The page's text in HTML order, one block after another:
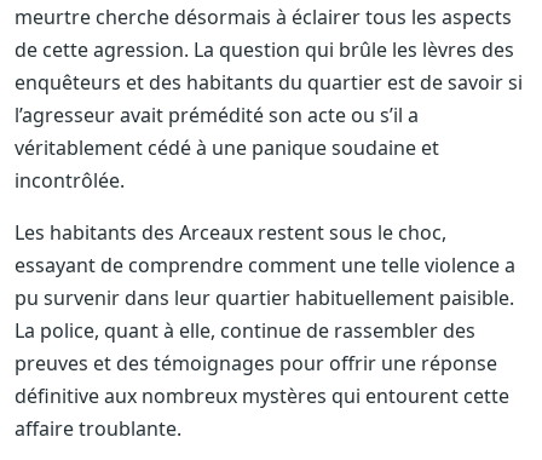
meurtre cherche désormais à éclairer tous les aspects
de cette agression. La question qui brûle les lèvres des
enquêteurs et des habitants du quartier est de savoir si
l’agresseur avait prémédité son acte ou s’il a
véritablement cédé à une panique soudaine et
incontrôlée.
Les habitants des Arceaux restent sous le choc,
essayant de comprendre comment une telle violence a
pu survenir dans leur quartier habituellement paisible.
La police, quant à elle, continue de rassembler des
preuves et des témoignages pour offrir une réponse
définitive aux nombreux mystères qui entourent cette
affaire troublante.